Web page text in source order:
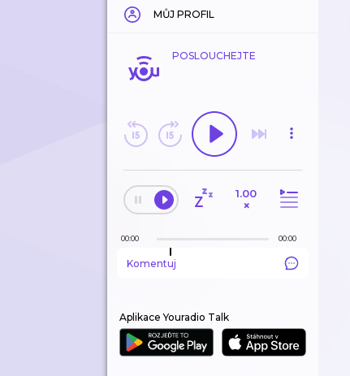
MŮJ PROFIL
POSLOUCHEJTE
1.00
×
00:00 00:00
Komentuj
Aplikace Youradio Talk